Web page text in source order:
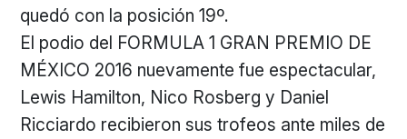
quedó con la posición 19º.
El podio del FORMULA 1 GRAN PREMIO DE
MÉXICO 2016 nuevamente fue espectacular,
Lewis Hamilton, Nico Rosberg y Daniel
Ricciardo recibieron sus trofeos ante miles de